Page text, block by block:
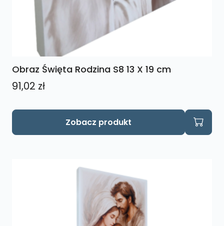
Obraz Święta Rodzina S8 13 X 19 cm
91,02 zł
Zobacz produkt